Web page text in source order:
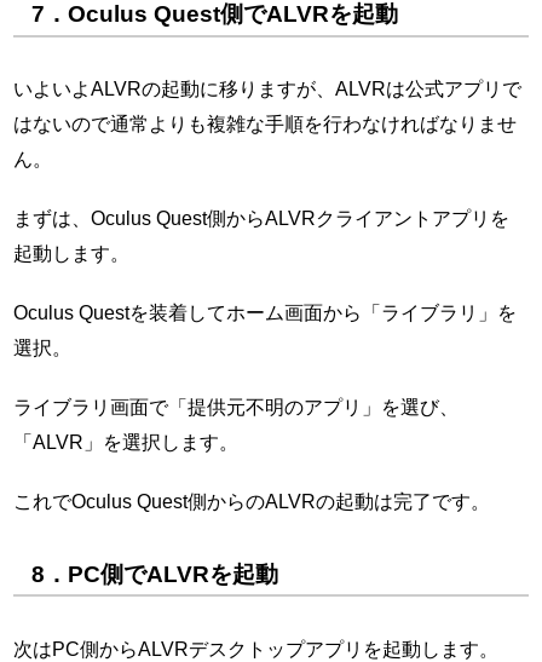
7．Oculus Quest側でALVRを起動
いよいよALVRの起動に移りますが、ALVRは公式アプリで
はないので通常よりも複雑な手順を行わなければなりませ
ん。
まずは、Oculus Quest側からALVRクライアントアプリを
起動します。
Oculus Questを装着してホーム画面から「ライブラリ」を
選択。
ライブラリ画面で「提供元不明のアプリ」を選び、
「ALVR」を選択します。
これでOculus Quest側からのALVRの起動は完了です。
8．PC側でALVRを起動
次はPC側からALVRデスクトップアプリを起動します。